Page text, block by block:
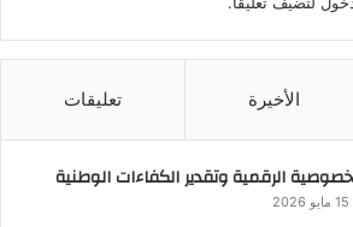
الأخيرة تعليقات
الرقمية وتقدير الكفاءات الوطنية
15 مايو 2026